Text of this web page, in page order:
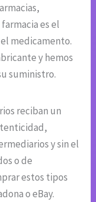
es el
medicamento.
y hemos
suministro.
reciban un
y sin el
o de
estos tipos
o eBay.